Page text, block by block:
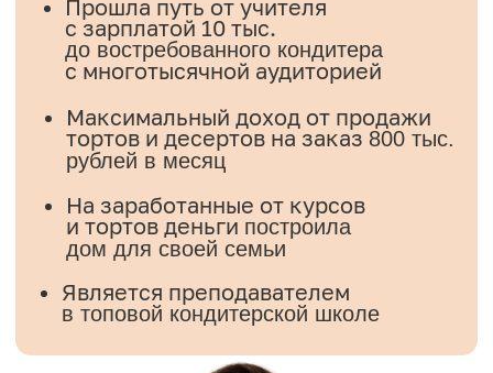
АНО ДПО “Академия кондитерского
искусства”
ИНН 5407982134
ОГРН 1215400030010